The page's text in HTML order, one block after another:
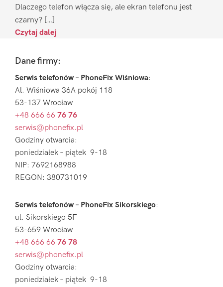
Dlaczego telefon włącza się, ale ekran telefonu jest
czarny? […]
Czytaj dalej
FooterDane firmy:
Serwis telefonów – PhoneFix Wiśniowa:
Al. Wiśniowa 36A pokój 118
53-137 Wrocław
+48 666 66 76 76
serwis@phonefix.pl
Godziny otwarcia:
poniedziałek – piątek 9-18
NIP: 7692168988
REGON: 380731019
Serwis telefonów – PhoneFix Sikorskiego:
ul. Sikorskiego 5F
53-659 Wrocław
+48 666 66 76 78
serwis@phonefix.pl
Godziny otwarcia:
poniedziałek – piątek 9-18